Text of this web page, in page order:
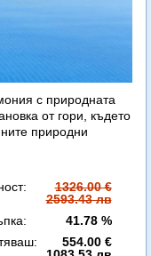
с природната
от гори, където
природни
1326.00 €
2593.43 лв
41.78 %
554.00 €